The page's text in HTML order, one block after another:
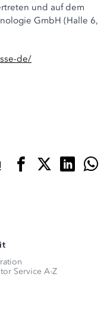
und auf dem
GmbH (Halle 6,
de/
Service A-Z